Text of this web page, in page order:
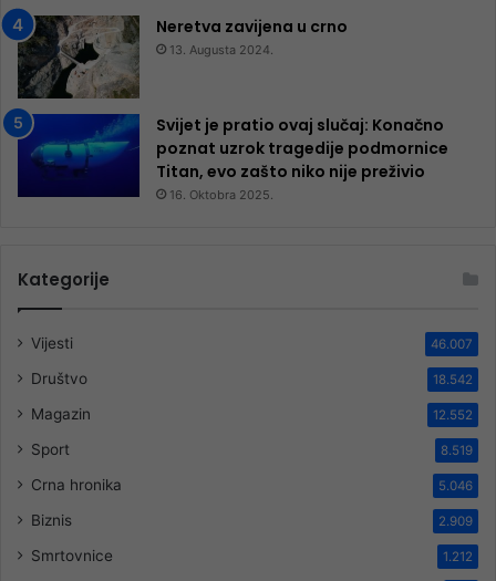
Neretva zavijena u crno
13. Augusta 2024.
Svijet je pratio ovaj slučaj: Konačno
poznat uzrok tragedije podmornice
Titan, evo zašto niko nije preživio
16. Oktobra 2025.
Kategorije
Vijesti 46.007
Društvo 18.542
Magazin 12.552
Sport 8.519
Crna hronika 5.046
Biznis 2.909
Smrtovnice 1.212